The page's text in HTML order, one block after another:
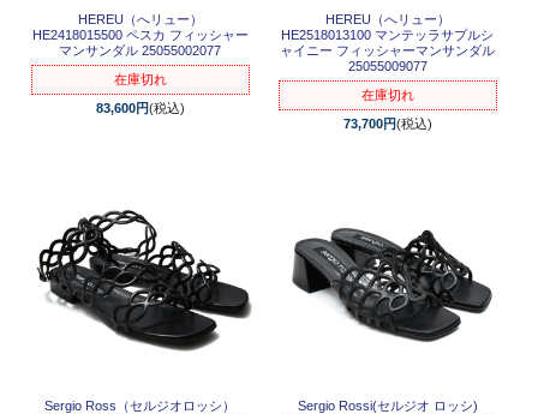
HEREU（へリュー）
HE2418015500 ペスカ フィッシャー
マンサンダル 25055002077
在庫切れ
83,600円(税込)
HEREU（へリュー）
HE2518013100 マンテッラサプルシ
ャイニー フィッシャーマンサンダル
25055009077
在庫切れ
73,700円(税込)
Sergio Ross（セルジオロッシ）
Sergio Rossi(セルジオ ロッシ)